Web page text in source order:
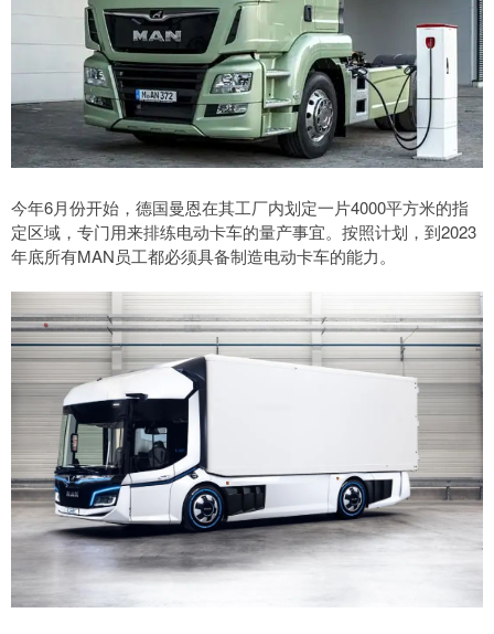
今年6月份开始，德国曼恩在其工厂内划定一片4000平方米的指
定区域，专门用来排练电动卡车的量产事宜。按照计划，到2023
年底所有MAN员工都必须具备制造电动卡车的能力。